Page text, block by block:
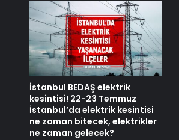
İstanbul BEDAŞ elektrik
kesintisi! 22-23 Temmuz
İstanbul’da elektrik kesintisi
ne zaman bitecek, elektrikler
ne zaman gelecek?